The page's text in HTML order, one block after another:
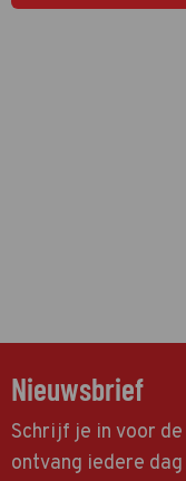
Nieuwsbrief
Schrijf je in voor
ontvang iedere